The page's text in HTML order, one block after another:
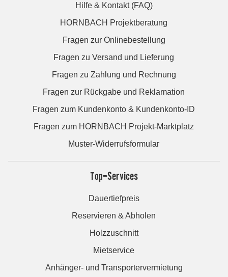
Hilfe & Kontakt (FAQ)
HORNBACH Projektberatung
Fragen zur Onlinebestellung
Fragen zu Versand und Lieferung
Fragen zu Zahlung und Rechnung
Fragen zur Rückgabe und Reklamation
Fragen zum Kundenkonto & Kundenkonto-ID
Fragen zum HORNBACH Projekt-Marktplatz
Muster-Widerrufsformular
Top-Services
Dauertiefpreis
Reservieren & Abholen
Holzzuschnitt
Mietservice
Anhänger- und Transportervermietung